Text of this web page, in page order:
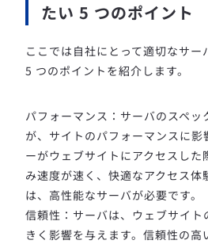
たい 5 つのポイント
ここでは自社にとって適切なサー
5 つのポイントを紹介します。
パフォーマンス：サーバのスペッ
が、サイトのパフォーマンスに影
ーがウェブサイトにアクセスした
み速度が速く、快適なアクセス体
は、高性能なサーバが必要です。
信頼性：サーバは、ウェブサイ
きく影響を与えます。信頼性の高